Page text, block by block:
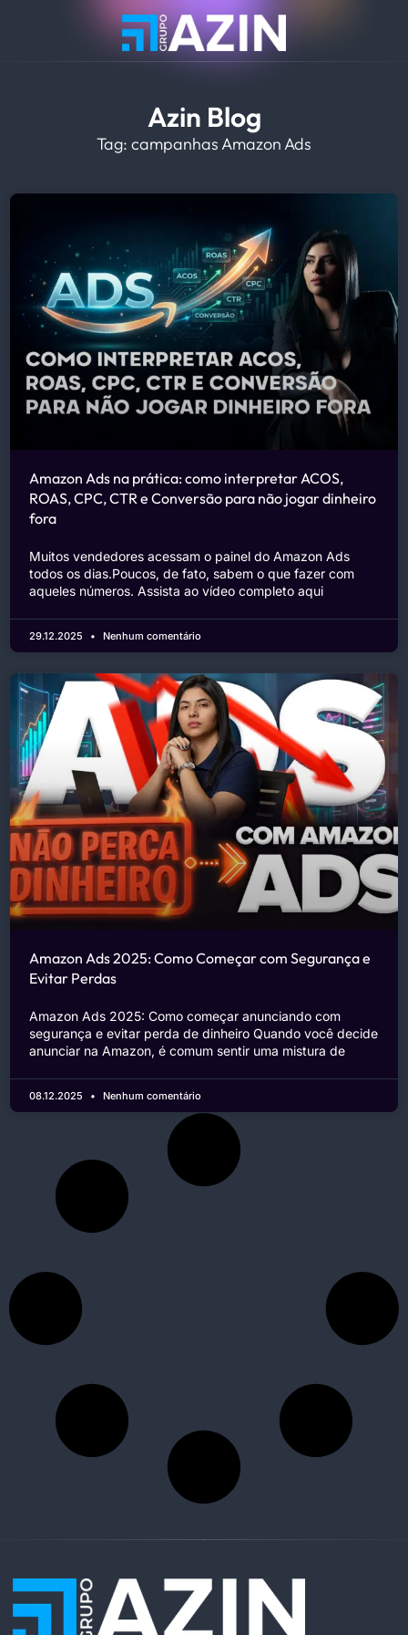
Azin Blog
Tag: campanhas Amazon Ads
Amazon Ads na prática: como interpretar ACOS,
ROAS, CPC, CTR e Conversão para não jogar dinheiro
fora
Muitos vendedores acessam o painel do Amazon Ads
todos os dias.Poucos, de fato, sabem o que fazer com
aqueles números. Assista ao vídeo completo aqui
29.12.2025 Nenhum comentário
Amazon Ads 2025: Como Começar com Segurança e
Evitar Perdas
Amazon Ads 2025: Como começar anunciando com
segurança e evitar perda de dinheiro Quando você decide
anunciar na Amazon, é comum sentir uma mistura de
08.12.2025 Nenhum comentário